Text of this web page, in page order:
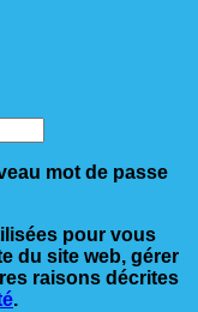
mot de passe
pour vous
du site web, gérer
raisons décrites
.